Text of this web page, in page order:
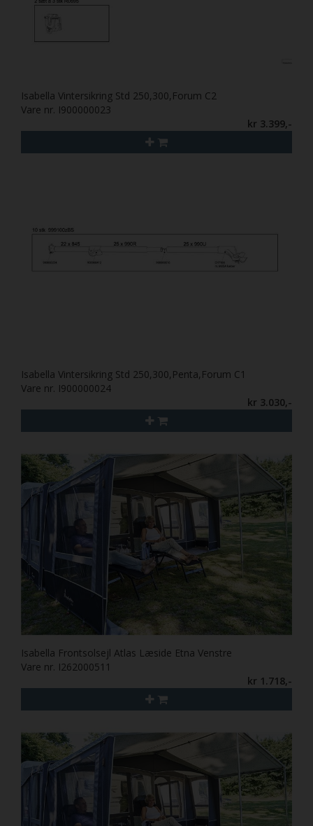
Isabella Vintersikring Std 250,300,Forum C2
Vare nr. I900000023
kr 3.399,-
Isabella Vintersikring Std 250,300,Penta,Forum C1
Vare nr. I900000024
kr 3.030,-
Isabella Frontsolsejl Atlas Læside Etna Venstre
Vare nr. I262000511
kr 1.718,-